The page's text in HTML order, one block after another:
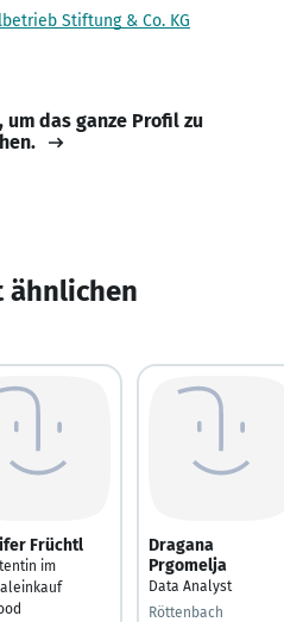
Stiftung & Co. KG
um das ganze Profil zu
ähnlichen
Früchtl
im
Dragana
Prgomelja
Data Analyst
Röttenbach